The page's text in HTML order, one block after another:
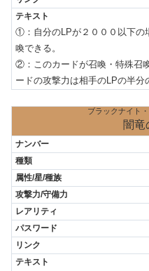
①：自分のLPが２０００以下の
喚できる。
②：このカードが召喚・特殊召
ードの攻撃力は相手のLPの半分
ブラックナイト
闇竜